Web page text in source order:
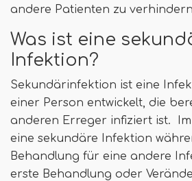
andere Patienten zu
Was ist eine
Infektion?
Sekundärinfektion ist eine
einer Person entwickelt, die
anderen Erreger infiziert ist.
eine sekundäre Infektion
Behandlung für eine andere
erste Behandlung oder